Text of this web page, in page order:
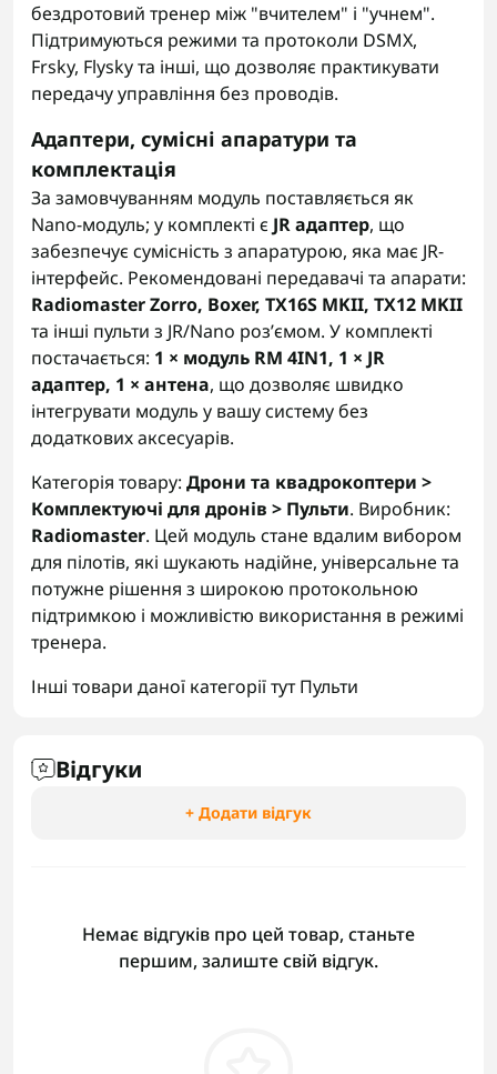
бездротовий тренер між "вчителем" і "учнем".
Підтримуються режими та протоколи DSMX,
Frsky, Flysky та інші, що дозволяє практикувати
передачу управління без проводів.
Адаптери, сумісні апаратури та
комплектація
За замовчуванням модуль поставляється як
Nano-модуль; у комплекті є JR адаптер, що
забезпечує сумісність з апаратурою, яка має JR-
інтерфейс. Рекомендовані передавачі та апарати:
Radiomaster Zorro, Boxer, TX16S MKII, TX12 MKII
та інші пульти з JR/Nano розʼємом. У комплекті
постачається: 1 × модуль RM 4IN1, 1 × JR
адаптер, 1 × антена, що дозволяє швидко
інтегрувати модуль у вашу систему без
додаткових аксесуарів.
Категорія товару: Дрони та квадрокоптери >
Комплектуючі для дронів > Пульти. Виробник:
Radiomaster. Цей модуль стане вдалим вибором
для пілотів, які шукають надійне, універсальне та
потужне рішення з широкою протокольною
підтримкою і можливістю використання в режимі
тренера.
Інші товари даної категорії тутПульти
Відгуки
+ Додати відгук
Немає відгуків про цей товар, станьте
першим, залиште свій відгук.